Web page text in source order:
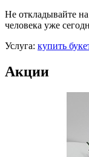
Не откладывайте
человека уже
Услуга: купить
Акции